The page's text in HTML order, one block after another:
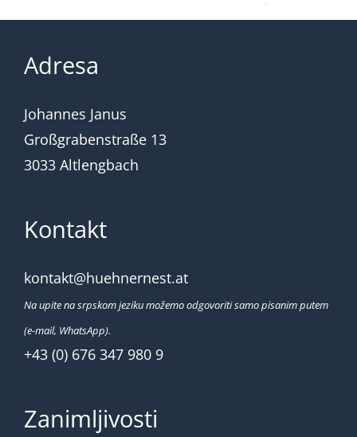
Adresa
Johannes Janus
Großgrabenstraße 13
3033 Altlengbach
Kontakt
kontakt@huehnernest.at
Na upite na srpskom jeziku možemo odgovoriti samo pisanim putem
(e-mail, WhatsApp).
+43 (0) 676 347 980 9
Zanimljivosti